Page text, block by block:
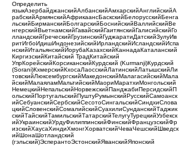
Определить
языкАзербайджанскийАлбанскийАмхарскийАнглийскийА
рабскийАрмянскийАфрикаансБаскскийБелорусскийБенга
льскийБирманскийБолгарскийБоснийскийВаллийскийВе
нгерскийВьетнамскийГавайскийГаитянскийГалисийскийГо
лландскийГреческийГрузинскийГуджаратиДатскийЗулуИв
ритИгбоИдишИндонезийскийИрландскийИсландскийИспа
нскийИтальянскийЙорубаКазахскийКаннадаКаталанский
КиргизскийКитайский ТрадКитайский
УпрКорейскийКорсиканскийКурдский (Kurmanji)Курдский
(Sorani)КхмерскийКхосаЛаосскийЛатинскийЛатышскийЛи
товскийЛюксембургскийМакедонскийМалагасийскийМала
йскийМалаяламМальтийскийМаориМаратхиМонгольский
НемецкийНепальскийНорвежскийПанджабиПерсидскийП
ольскийПортугальскийПуштуРумынскийРусскийСамоанск
ийСебуанскийСербскийСесотоСингальскийСиндхиСлова
цкийСловенскийСомалийскийСуахилиСунданскийТаджик
скийТайскийТамильскийТатарскийТелугуТурецкийУзбекск
ийУкраинскийУрдуФилиппинскийФинскийФранцузскийФр
изскийХаусаХиндиХмонгХорватскийЧеваЧешскийШведск
ийШонаШотландский
(гэльский)ЭсперантоЭстонскийЯванскийЯпонский